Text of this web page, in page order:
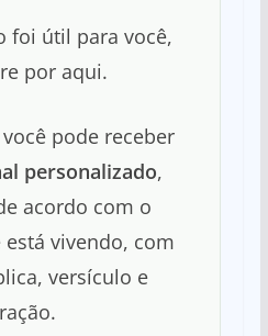
foi útil para você,
por aqui.
pode receber
personalizado,
acordo com o
vivendo, com
versículo e